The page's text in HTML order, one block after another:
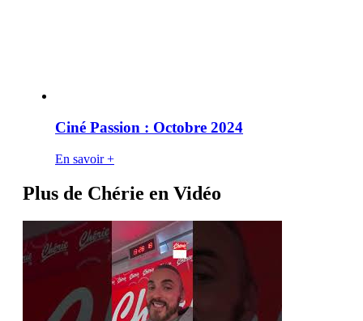
Ciné Passion : Octobre 2024
En savoir +
Plus de Chérie en Vidéo